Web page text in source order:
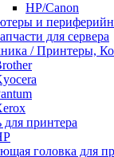
НР/Сanon
и
для сервера
/ Принтеры,
для принтера
головка для